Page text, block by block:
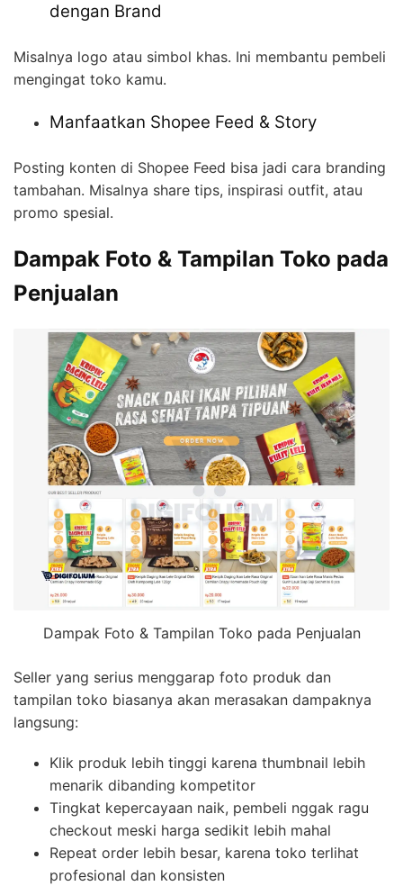
dengan Brand
Misalnya logo atau simbol khas. Ini membantu pembeli
mengingat toko kamu.
Manfaatkan Shopee Feed & Story
Posting konten di Shopee Feed bisa jadi cara branding
tambahan. Misalnya share tips, inspirasi outfit, atau
promo spesial.
Dampak Foto & Tampilan Toko pada
Penjualan
Dampak Foto & Tampilan Toko pada Penjualan
Seller yang serius menggarap foto produk dan
tampilan toko biasanya akan merasakan dampaknya
langsung:
Klik produk lebih tinggi karena thumbnail lebih
menarik dibanding kompetitor
Tingkat kepercayaan naik, pembeli nggak ragu
checkout meski harga sedikit lebih mahal
Repeat order lebih besar, karena toko terlihat
profesional dan konsisten